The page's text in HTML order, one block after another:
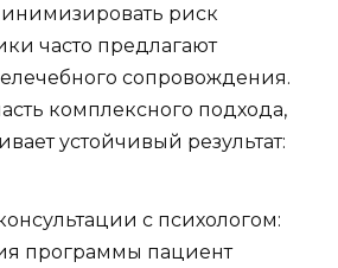
риск
часто предлагают
сопровождения.
комплексного подхода,
устойчивый результат:
с психологом:
программы пациент